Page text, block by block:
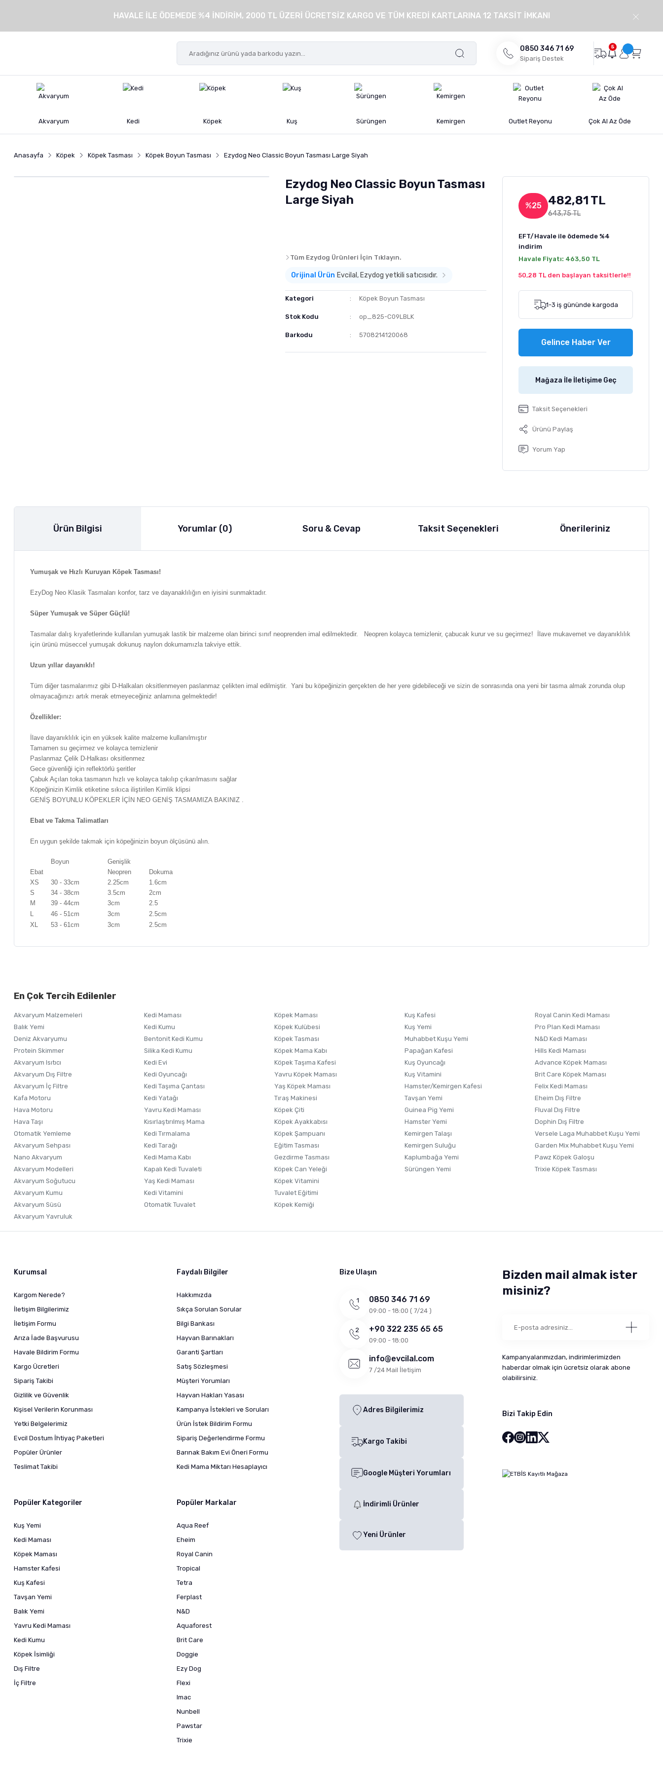
HAVALE İLE ÖDEMEDE %4 İNDİRİM, 2000 TL ÜZERİ ÜCRETSİZ KARGO VE TÜM KREDİ KARTLARINA 12 TAKSİT İMKANI
0850 346 71 69
Sipariş Destek
5
Akvaryum Kedi Köpek Kuş Sürüngen Kemirgen Outlet Reyonu Çok Al Az Öde
Anasayfa Köpek Köpek Tasması Köpek Boyun Tasması Ezydog Neo Classic Boyun Tasması Large Siyah
Ezydog Neo Classic Boyun Tasması
Large Siyah
Tüm Ezydog Ürünleri İçin Tıklayın.
Orijinal Ürün Evcilal, Ezydog yetkili satıcısıdır.
Kategori Köpek Boyun Tasması
Stok Kodu op_825-C09LBLK
Barkodu 5708214120068
%25 482,81 TL
643,75 TL
EFT/Havale ile ödemede %4
indirim
Havale Fiyatı: 463,50 TL
50,28 TL den başlayan taksitlerle!!
1-3 iş gününde kargoda
Gelince Haber Ver
Mağaza İle İletişime Geç
Taksit Seçenekleri
Ürünü Paylaş
Yorum Yap
Ürün Bilgisi Yorumlar (0) Soru & Cevap Taksit Seçenekleri Önerileriniz
Yumuşak ve Hızlı Kuruyan Köpek Tasması!
EzyDog Neo Klasik Tasmaları konfor, tarz ve dayanaklılığın en iyisini sunmaktadır.
Süper Yumuşak ve Süper Güçlü!
Tasmalar dalış kıyafetlerinde kullanılan yumuşak lastik bir malzeme olan birinci sınıf neoprenden imal edilmektedir. Neopren kolayca temizlenir, çabucak kurur ve su geçirmez! İlave mukavemet ve dayanıklılık
için ürünü müseccel yumuşak dokunuş naylon dokumamızla takviye ettik.
Uzun yıllar dayanıklı!
Tüm diğer tasmalarımız gibi D-Halkaları oksitlenmeyen paslanmaz çelikten imal edilmiştir. Yani bu köpeğinizin gerçekten de her yere gidebileceği ve sizin de sonrasında ona yeni bir tasma almak zorunda olup
olmayacağınızı artık merak etmeyeceğiniz anlamına gelmektedir!
Özellikler:
İlave dayanıklılık için en yüksek kalite malzeme kullanılmıştır
Tamamen su geçirmez ve kolayca temizlenir
Paslanmaz Çelik D-Halkası oksitlenmez
Gece güvenliği için reflektörlü şeritler
Çabuk Açılan toka tasmanın hızlı ve kolayca takılıp çıkarılmasını sağlar
Köpeğinizin Kimlik etiketine sıkıca iliştirilen Kimlik klipsi
GENİŞ BOYUNLU KÖPEKLER İÇİN NEO GENİŞ TASMAMIZA BAKINIZ .
Ebat ve Takma Talimatları
En uygun şekilde takmak için köpeğinizin boyun ölçüsünü alın.
Boyun
Genişlik
Ebat
Neopren
Dokuma
XS
30 - 33cm 2.25cm
1.6cm
S
34 - 38cm 3.5cm
2cm
M
39 - 44cm 3cm
2.5
L
46 - 51cm 3cm
2.5cm
XL
53 - 61cm 3cm 2.5cm
Ürünü Satın Al ve Yorumla
Ürün açıklamasında eksik bilgiler bulunuyor.
Ürün fiyatı diğer sitelerden daha pahalı.
Bu ürüne benzer farklı alternatifler olmalı.
Gönder
En Çok Tercih Edilenler
Akvaryum Malzemeleri
Balık Yemi
Deniz Akvaryumu
Protein Skimmer
Akvaryum Isıtıcı
Akvaryum Dış Filtre
Akvaryum İç Filtre
Kafa Motoru
Hava Motoru
Hava Taşı
Otomatik Yemleme
Akvaryum Sehpası
Nano Akvaryum
Akvaryum Modelleri
Akvaryum Soğutucu
Akvaryum Kumu
Akvaryum Süsü
Akvaryum Yavruluk
Kedi Maması
Kedi Kumu
Bentonit Kedi Kumu
Silika Kedi Kumu
Kedi Evi
Kedi Oyuncağı
Kedi Taşıma Çantası
Kedi Yatağı
Yavru Kedi Maması
Kısırlaştırılmış Mama
Kedi Tırmalama
Kedi Tarağı
Kedi Mama Kabı
Kapalı Kedi Tuvaleti
Yaş Kedi Maması
Kedi Vitamini
Otomatik Tuvalet
Köpek Maması
Köpek Kulübesi
Köpek Tasması
Köpek Mama Kabı
Köpek Taşıma Kafesi
Yavru Köpek Maması
Yaş Köpek Maması
Tıraş Makinesi
Köpek Çiti
Köpek Ayakkabısı
Köpek Şampuanı
Eğitim Tasması
Gezdirme Tasması
Köpek Can Yeleği
Köpek Vitamini
Tuvalet Eğitimi
Köpek Kemiği
Kuş Kafesi
Kuş Yemi
Muhabbet Kuşu Yemi
Papağan Kafesi
Kuş Oyuncağı
Kuş Vitamini
Hamster/Kemirgen Kafesi
Tavşan Yemi
Guinea Pig Yemi
Hamster Yemi
Kemirgen Talaşı
Kemirgen Suluğu
Kaplumbağa Yemi
Sürüngen Yemi
Royal Canin Kedi Maması
Pro Plan Kedi Maması
N&D Kedi Maması
Hills Kedi Maması
Advance Köpek Maması
Brit Care Köpek Maması
Felix Kedi Maması
Eheim Dış Filtre
Fluval Dış Filtre
Dophin Dış Filtre
Versele Laga Muhabbet Kuşu Yemi
Garden Mix Muhabbet Kuşu Yemi
Pawz Köpek Galoşu
Trixie Köpek Tasması
Kurumsal
Kargom Nerede?
İletişim Bilgilerimiz
İletişim Formu
Arıza İade Başvurusu
Havale Bildirim Formu
Kargo Ücretleri
Sipariş Takibi
Gizlilik ve Güvenlik
Kişisel Verilerin Korunması
Yetki Belgelerimiz
Evcil Dostum İhtiyaç Paketleri
Popüler Ürünler
Teslimat Takibi
Faydalı Bilgiler
Hakkımızda
Sıkça Sorulan Sorular
Bilgi Bankası
Hayvan Barınakları
Garanti Şartları
Satış Sözleşmesi
Müşteri Yorumları
Hayvan Hakları Yasası
Kampanya İstekleri ve Soruları
Ürün İstek Bildirim Formu
Sipariş Değerlendirme Formu
Barınak Bakım Evi Öneri Formu
Kedi Mama Miktarı Hesaplayıcı
Popüler Kategoriler
Kuş Yemi
Kedi Maması
Köpek Maması
Hamster Kafesi
Kuş Kafesi
Tavşan Yemi
Balık Yemi
Yavru Kedi Maması
Kedi Kumu
Köpek İsimliği
Dış Filtre
İç Filtre
Popüler Markalar
Aqua Reef
Eheim
Royal Canin
Tropical
Tetra
Ferplast
N&D
Aquaforest
Brit Care
Doggie
Ezy Dog
Flexi
Imac
Nunbell
Pawstar
Trixie
Bize Ulaşın
0850 346 71 69
09:00 - 18:00 ( 7/24 )
+90 322 235 65 65
09:00 - 18:00
info@evcilal.com
7 /24 Mail İletişim
Adres Bilgilerimiz
Kargo Takibi
Google Müşteri Yorumları
İndirimli Ürünler
Yeni Ürünler
Bizden mail almak ister
misiniz?
Kampanyalarımızdan, indirimlerimizden
haberdar olmak için ücretsiz olarak abone
olabilirsiniz.
Bizi Takip Edin